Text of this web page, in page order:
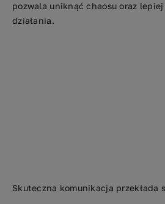
pozwala uniknąć chaosu oraz
działania.
Skuteczna komunikacja przekłada